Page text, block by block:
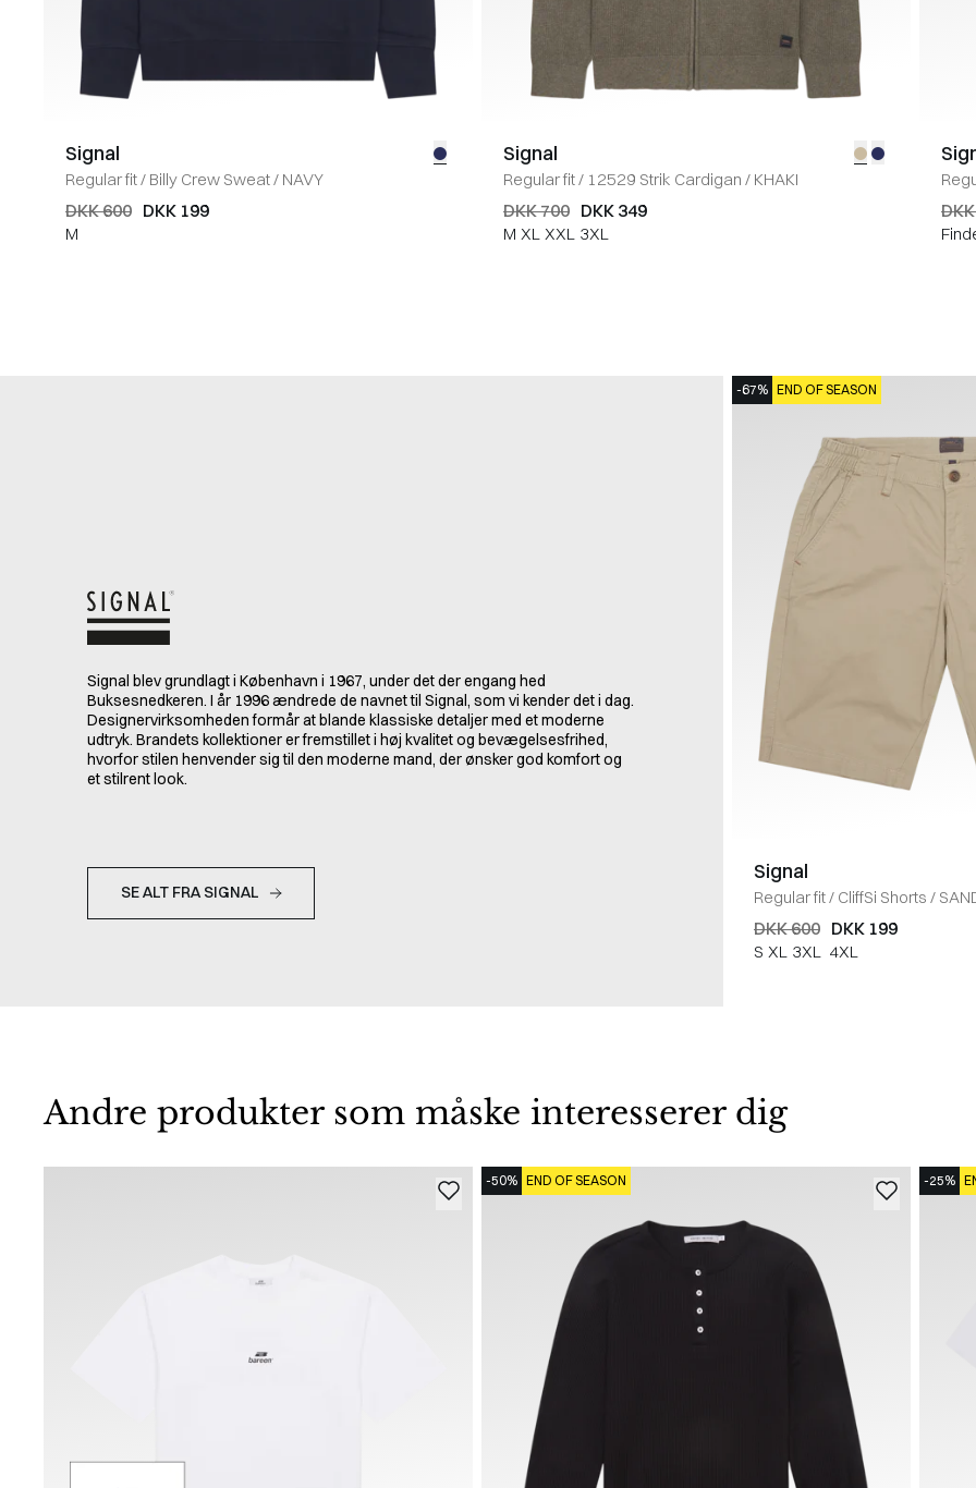
Signal
Regular fit/ Billy Crew Sweat/ NAVY
DKK 600 DKK 199
M
Signal
Regular fit/ 12529 Strik Cardigan / KHAKI
DKK 700 DKK 349
M XL XXL 3XL
Signal blev grundlagt i København i 1967, under det der engang hed
Buksesnedkeren. I år 1996 ændrede de navnet til Signal, som vi kender det i dag.
Designervirksomheden formår at blande klassiske detaljer med et moderne
udtryk. Brandets kollektioner er fremstillet i høj kvalitet og bevægelsesfrihed,
hvorfor stilen henvender sig til den moderne mand, der ønsker god komfort og
et stilrent look.
SE ALT FRA SIGNAL
-67% END OF SEASON
Signal
Regular fit/ CliffSi Shorts /
DKK 600 DKK 199
S XL 3XL 4XL
Andre produkter som måske interesserer dig
-50% END OF SEASON -25%